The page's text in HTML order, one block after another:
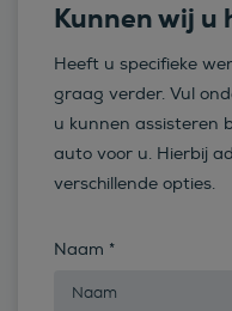
Kunnen wij u
Heeft u specifieke
graag verder. Vul
u kunnen assisteren
auto voor u. Hierbij
verschillende opties.
Naam *